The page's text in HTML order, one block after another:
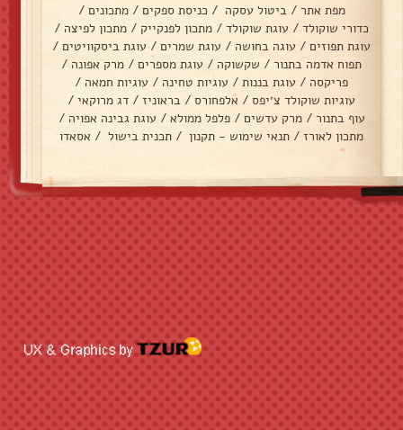
מפת אתר / ביטול עסקה / כניסת ספקים / מתכונים /
כדורי שוקולד / עוגת שוקולד / מתכון לפנקייק / מתכון לפיצה /
עוגת תפוזים / עוגה בחושה / עוגת שמרים / עוגת ביסקוויטים /
תפוח אדמה בתנור / שקשוקה / עוגת מספרים / מרק אפונה /
פריקסה / עוגת בננות / עוגיות טחינה / עוגיות חמאה /
עוגיות שוקולד צ׳יפס / אלפחורס/ בראוניז / דג מרוקאי /
עוף בתנור / מרק עדשים / פלפל ממולא / עוגת גבינה אפויה /
מתכון לאורז / תנאי שימוש - תקנון / תכנית בישול / אסאדו